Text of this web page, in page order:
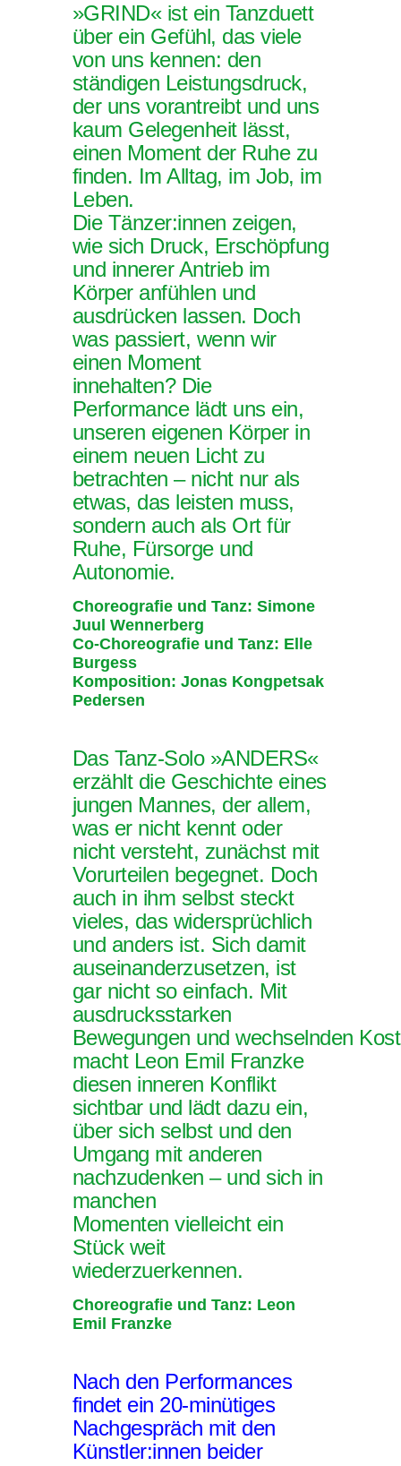
»GRIND« ist ein Tanzduett
über ein Gefühl, das viele
von uns kennen: den
ständigen Leistungsdruck,
der uns vorantreibt und uns
kaum Gelegenheit lässt,
einen Moment der Ruhe zu
finden. Im Alltag, im Job, im
Leben.
Die Tänzer:innen zeigen,
wie sich Druck, Erschöpfung
und innerer Antrieb im
Körper anfühlen und
ausdrücken lassen. Doch
was passiert, wenn wir
einen Moment
innehalten? Die
Performance lädt uns ein,
unseren eigenen Körper in
einem neuen Licht zu
betrachten – nicht nur als
etwas, das leisten muss,
sondern auch als Ort für
Ruhe, Fürsorge und
Autonomie.
Choreografie und Tanz: Simone
Juul Wennerberg
Co-Choreografie und Tanz: Elle
Burgess
Komposition: Jonas Kongpetsak
Pedersen
Das Tanz-Solo »ANDERS«
erzählt die Geschichte eines
jungen Mannes, der allem,
was er nicht kennt oder
nicht versteht, zunächst mit
Vorurteilen begegnet. Doch
auch in ihm selbst steckt
vieles, das widersprüchlich
und anders ist. Sich damit
auseinanderzusetzen, ist
gar nicht so einfach. Mit
ausdrucksstarken
Bewegungen und wechselnden
macht Leon Emil Franzke
diesen inneren Konflikt
sichtbar und lädt dazu ein,
über sich selbst und den
Umgang mit anderen
nachzudenken – und sich in
manchen
Momenten vielleicht ein
Stück weit
wiederzuerkennen.
Choreografie und Tanz: Leon
Emil Franzke
Nach den Performances
findet ein 20-minütiges
Nachgespräch mit den
Künstler:innen beider